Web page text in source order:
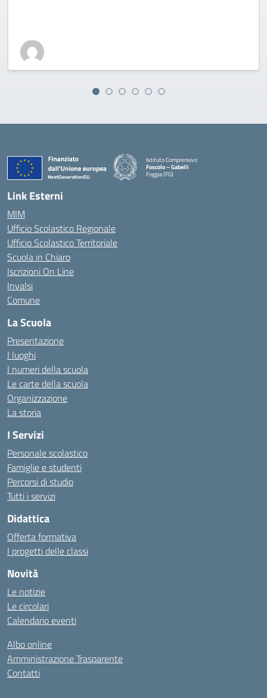
Istituto Comprensivo
Foscolo – Gabelli
Foggia (FG)
— Visita la pagina iniziale della scuola
Link Esterni
MIM
Ufficio Scolastico Regionale
Ufficio Scolastico Territoriale
Scuola in Chiaro
Iscrizioni On Line
Invalsi
Comune
La Scuola
Presentazione
I luoghi
I numeri della scuola
Le carte della scuola
Organizzazione
La storia
I Servizi
Personale scolastico
Famiglie e studenti
Percorsi di studio
Tutti i servizi
Didattica
Offerta formativa
I progetti delle classi
Novità
Le notizie
Le circolari
Calendario eventi
Albo online
Amministrazione Trasparente
Contatti